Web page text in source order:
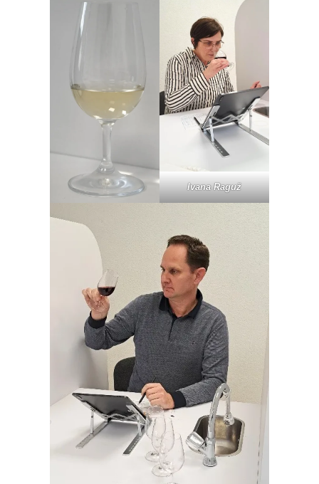
Ivana Raguž